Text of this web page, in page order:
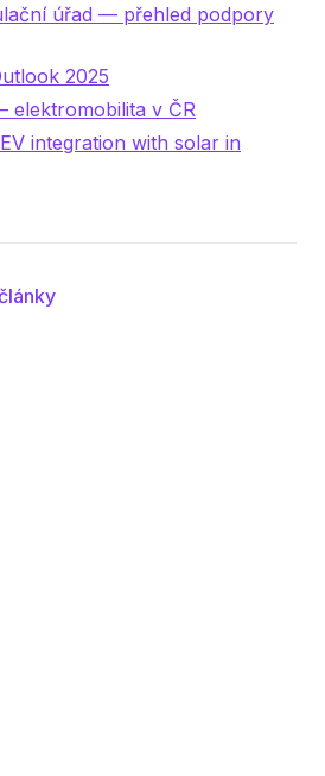
úřad — přehled podpory
2025
elektromobilita v ČR
integration with solar in